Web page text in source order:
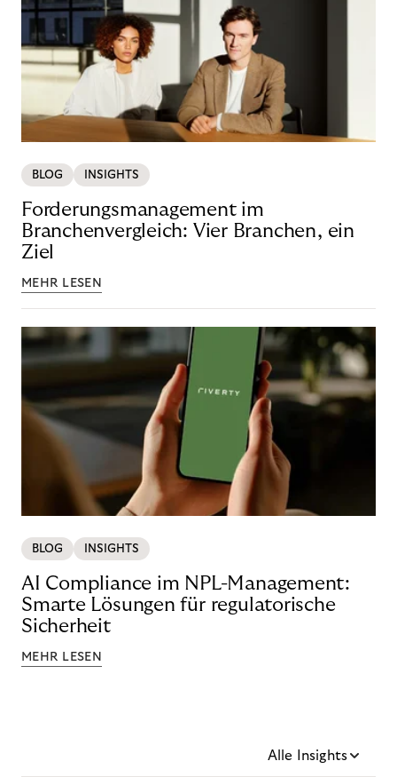
BLOG INSIGHTS
Forderungsmanagement im
Branchenvergleich: Vier Branchen, ein
Ziel
MEHR LESEN
BLOG INSIGHTS
AI Compliance im NPL-Management:
Smarte Lösungen für regulatorische
Sicherheit
MEHR LESEN
Alle Insights